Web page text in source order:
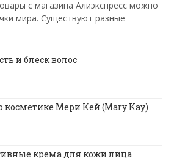
с магазина Алиэкспресс можно
мира. Существуют разные
и блеск волос
косметике Мери Кей (Mary Kay)
крема для кожи лица